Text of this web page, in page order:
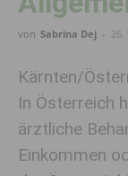
von Sabrina Dej - 26.
Kärnten/
In Österreich
ärztliche
Einkommen